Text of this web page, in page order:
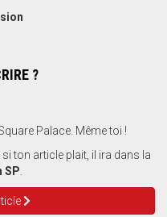
?
Palace. Même toi !
si ton article plait, il ira dans la
SP